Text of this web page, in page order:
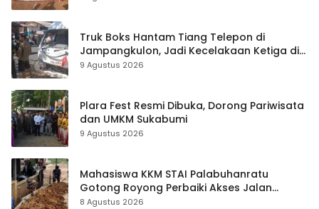
Truk Boks Hantam Tiang Telepon di
Jampangkulon, Jadi Kecelakaan Ketiga di
Titik yang Sama
9 Agustus 2026
Plara Fest Resmi Dibuka, Dorong Pariwisata
dan UMKM Sukabumi
9 Agustus 2026
Mahasiswa KKM STAI Palabuhanratu
Gotong Royong Perbaiki Akses Jalan
Majelis Ta’lim di Sagaranten
8 Agustus 2026